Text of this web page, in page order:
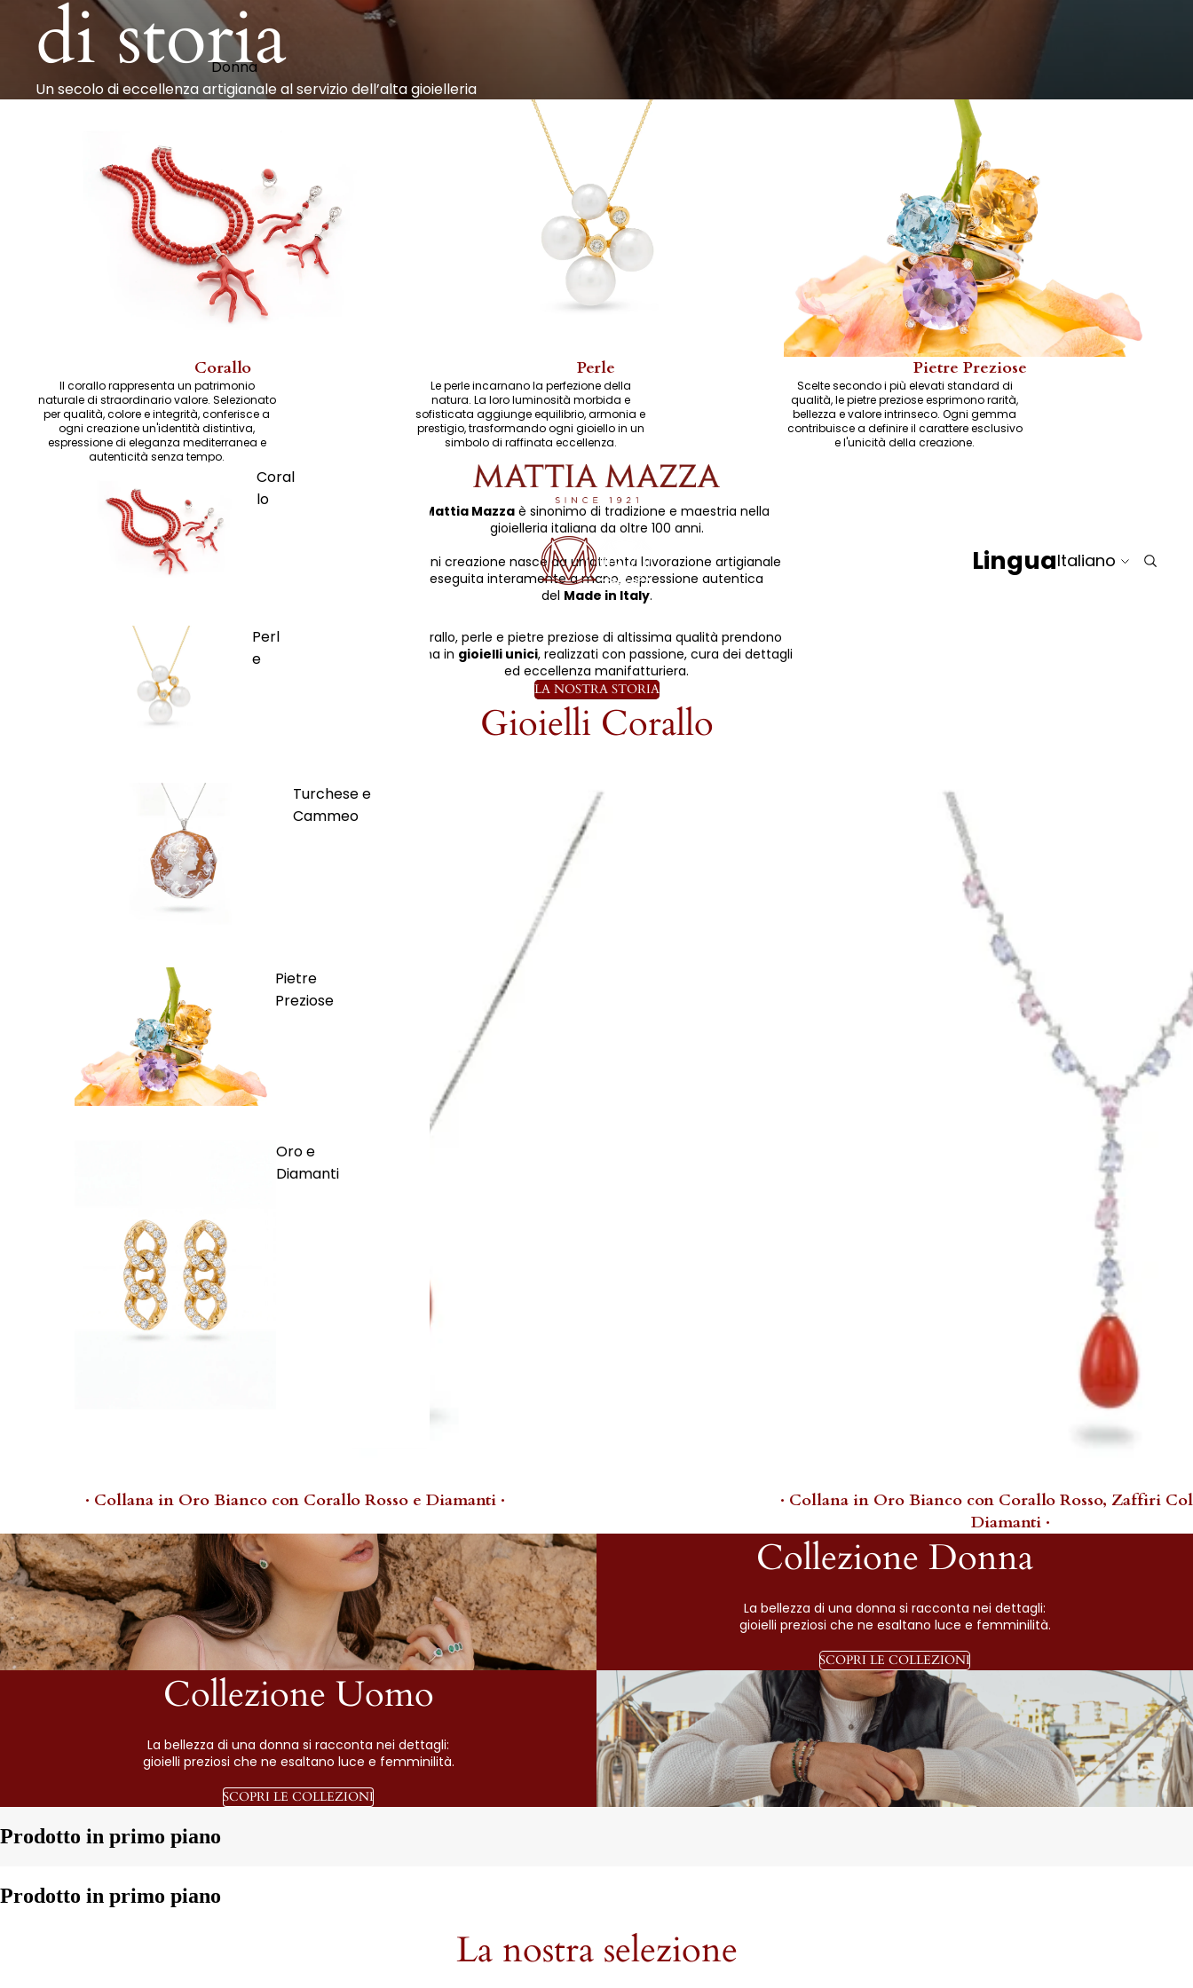
Donna
Coral
lo
Perl
e
Turchese e
Cammeo
Pietre
Preziose
Oro e
Diamanti
Lingua
di storia
Un secolo di eccellenza artigianale al servizio dell’alta gioielleria
Corallo
Il corallo rappresenta un patrimonio
naturale di straordinario valore. Selezionato
per qualità, colore e integrità, conferisce a
ogni creazione un'identità distintiva,
espressione di eleganza mediterranea e
autenticità senza tempo.
Perle
Le perle incarnano la perfezione della
natura. La loro luminosità morbida e
sofisticata aggiunge equilibrio, armonia e
prestigio, trasformando ogni gioiello in un
simbolo di raffinata eccellenza.
Pietre Preziose
Scelte secondo i più elevati standard di
qualità, le pietre preziose esprimono rarità,
bellezza e valore intrinseco. Ogni gemma
contribuisce a definire il carattere esclusivo
e l'unicità della creazione.
Mattia Mazza è sinonimo di tradizione e maestria nella
gioielleria italiana da oltre 100 anni.
Ogni creazione nasce da un’attenta lavorazione artigianale
eseguita interamente a mano, espressione autentica
del Made in Italy.
Corallo, perle e pietre preziose di altissima qualità prendono
forma in gioielli unici, realizzati con passione, cura dei dettagli
ed eccellenza manifatturiera.
LA NOSTRA STORIA
Gioielli Corallo
· Collana in Oro Bianco con Corallo Rosso e Diamanti ·
· Collana in Oro Bianco con Corallo Rosso, Zaffiri
Diamanti ·
Collezione Donna
La bellezza di una donna si racconta nei dettagli:
gioielli preziosi che ne esaltano luce e femminilità.
SCOPRI LE COLLEZIONI
Collezione Uomo
La bellezza di una donna si racconta nei dettagli:
gioielli preziosi che ne esaltano luce e femminilità.
SCOPRI LE COLLEZIONI
Prodotto in primo piano
Prodotto in primo piano
La nostra selezione